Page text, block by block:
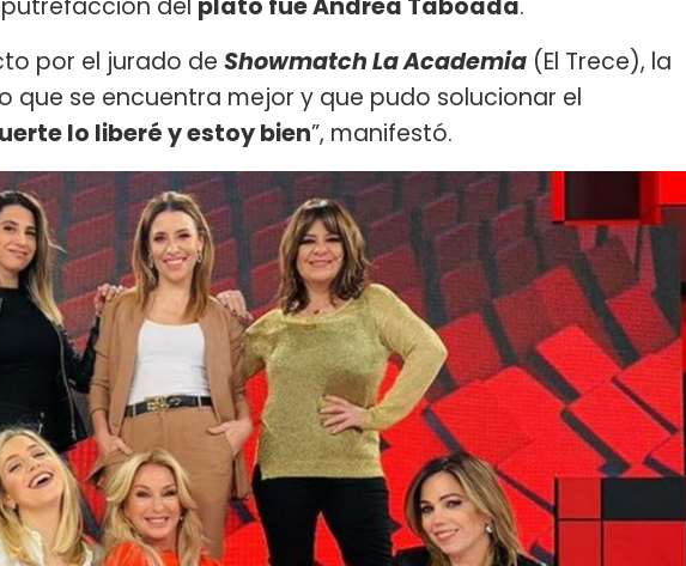
del plato fue Andrea Taboada.
por el jurado de Showmatch La Academia (El Trece), la
que se encuentra mejor y que pudo solucionar el
lo liberé y estoy bien”, manifestó.